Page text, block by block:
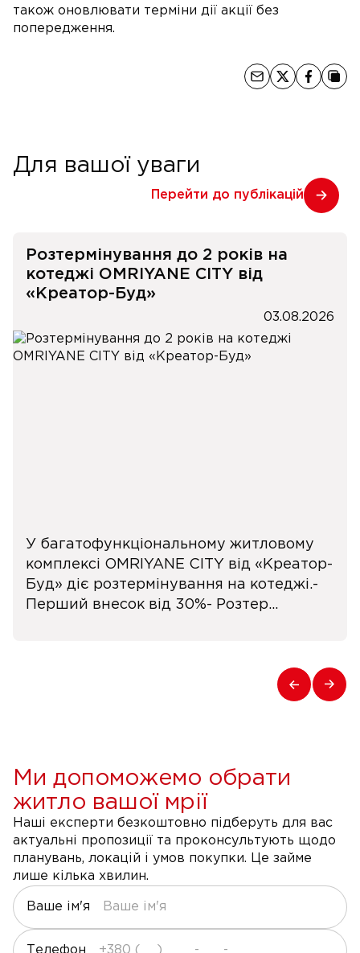
також оновлювати терміни дії акції без
попередження.
Для вашої уваги
Перейти до публікацій
Розтермінування до 2 років на
котеджі OMRIYANE CITY від
«Креатор-Буд»
03.08.2026
У багатофункціональному житловому
комплексі OMRIYANE CITY від «Креатор-
Буд» діє розтермінування на котеджі.-
Перший внесок від 30%- Розтер...
Ми допоможемо обрати
житло вашої мрії
Наші експерти безкоштовно підберуть для вас
актуальні пропозиції та проконсультують щодо
планувань, локацій і умов покупки. Це займе
лише кілька хвилин.
Ваше ім'я
Телефон